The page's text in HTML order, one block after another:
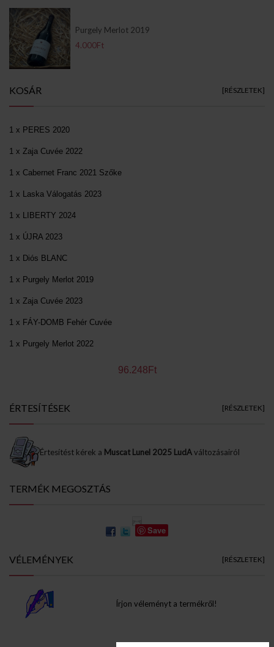
Purgely Merlot 2019
4.000Ft
KOSÁR [RÉSZLETEK]
1 x PERES 2020
1 x Zaja Cuvée 2022
1 x Cabernet Franc 2021 Szőke
1 x Laska Válogatás 2023
1 x LIBERTY 2024
1 x ÚJRA 2023
1 x Diós BLANC
1 x Purgely Merlot 2019
1 x Zaja Cuvée 2023
1 x FÁY-DOMB Fehér Cuvée
1 x Purgely Merlot 2022
96.248Ft
ÉRTESÍTÉSEK [RÉSZLETEK]
Értesítést kérek a Muscat Lunel 2025 LudAváltozásairól
TERMÉK MEGOSZTÁS
Save
VÉLEMÉNYEK [RÉSZLETEK]
Írjon véleményt a termékről!